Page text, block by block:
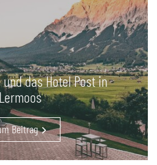
und das Hotel Post in
Lermoos
Beitrag